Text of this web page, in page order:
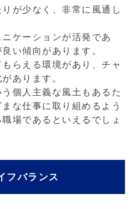
が少なく、非常に風通し
ケーションが活発であ
い傾向があります。
らえる環境があり、チャ
あります。
個人主義な風土もあるた
な仕事に取り組めるよう
場であるといえるでしょ
フバランス